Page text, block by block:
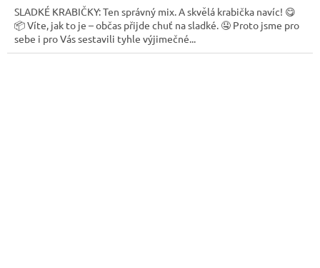
SLADKÉ KRABIČKY: Ten správný mix. A skvělá krabička navíc! 😋
📦 Víte, jak to je – občas přijde chuť na sladké. 🤤 Proto jsme pro
sebe i pro Vás sestavili tyhle výjimečné...